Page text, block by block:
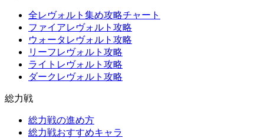
全レヴォルト集め攻略チャート
ファイアレヴォルト攻略
ウォータレヴォルト攻略
リーフレヴォルト攻略
ライトレヴォルト攻略
ダークレヴォルト攻略
総力戦
総力戦の進め方
総力戦おすすめキャラ